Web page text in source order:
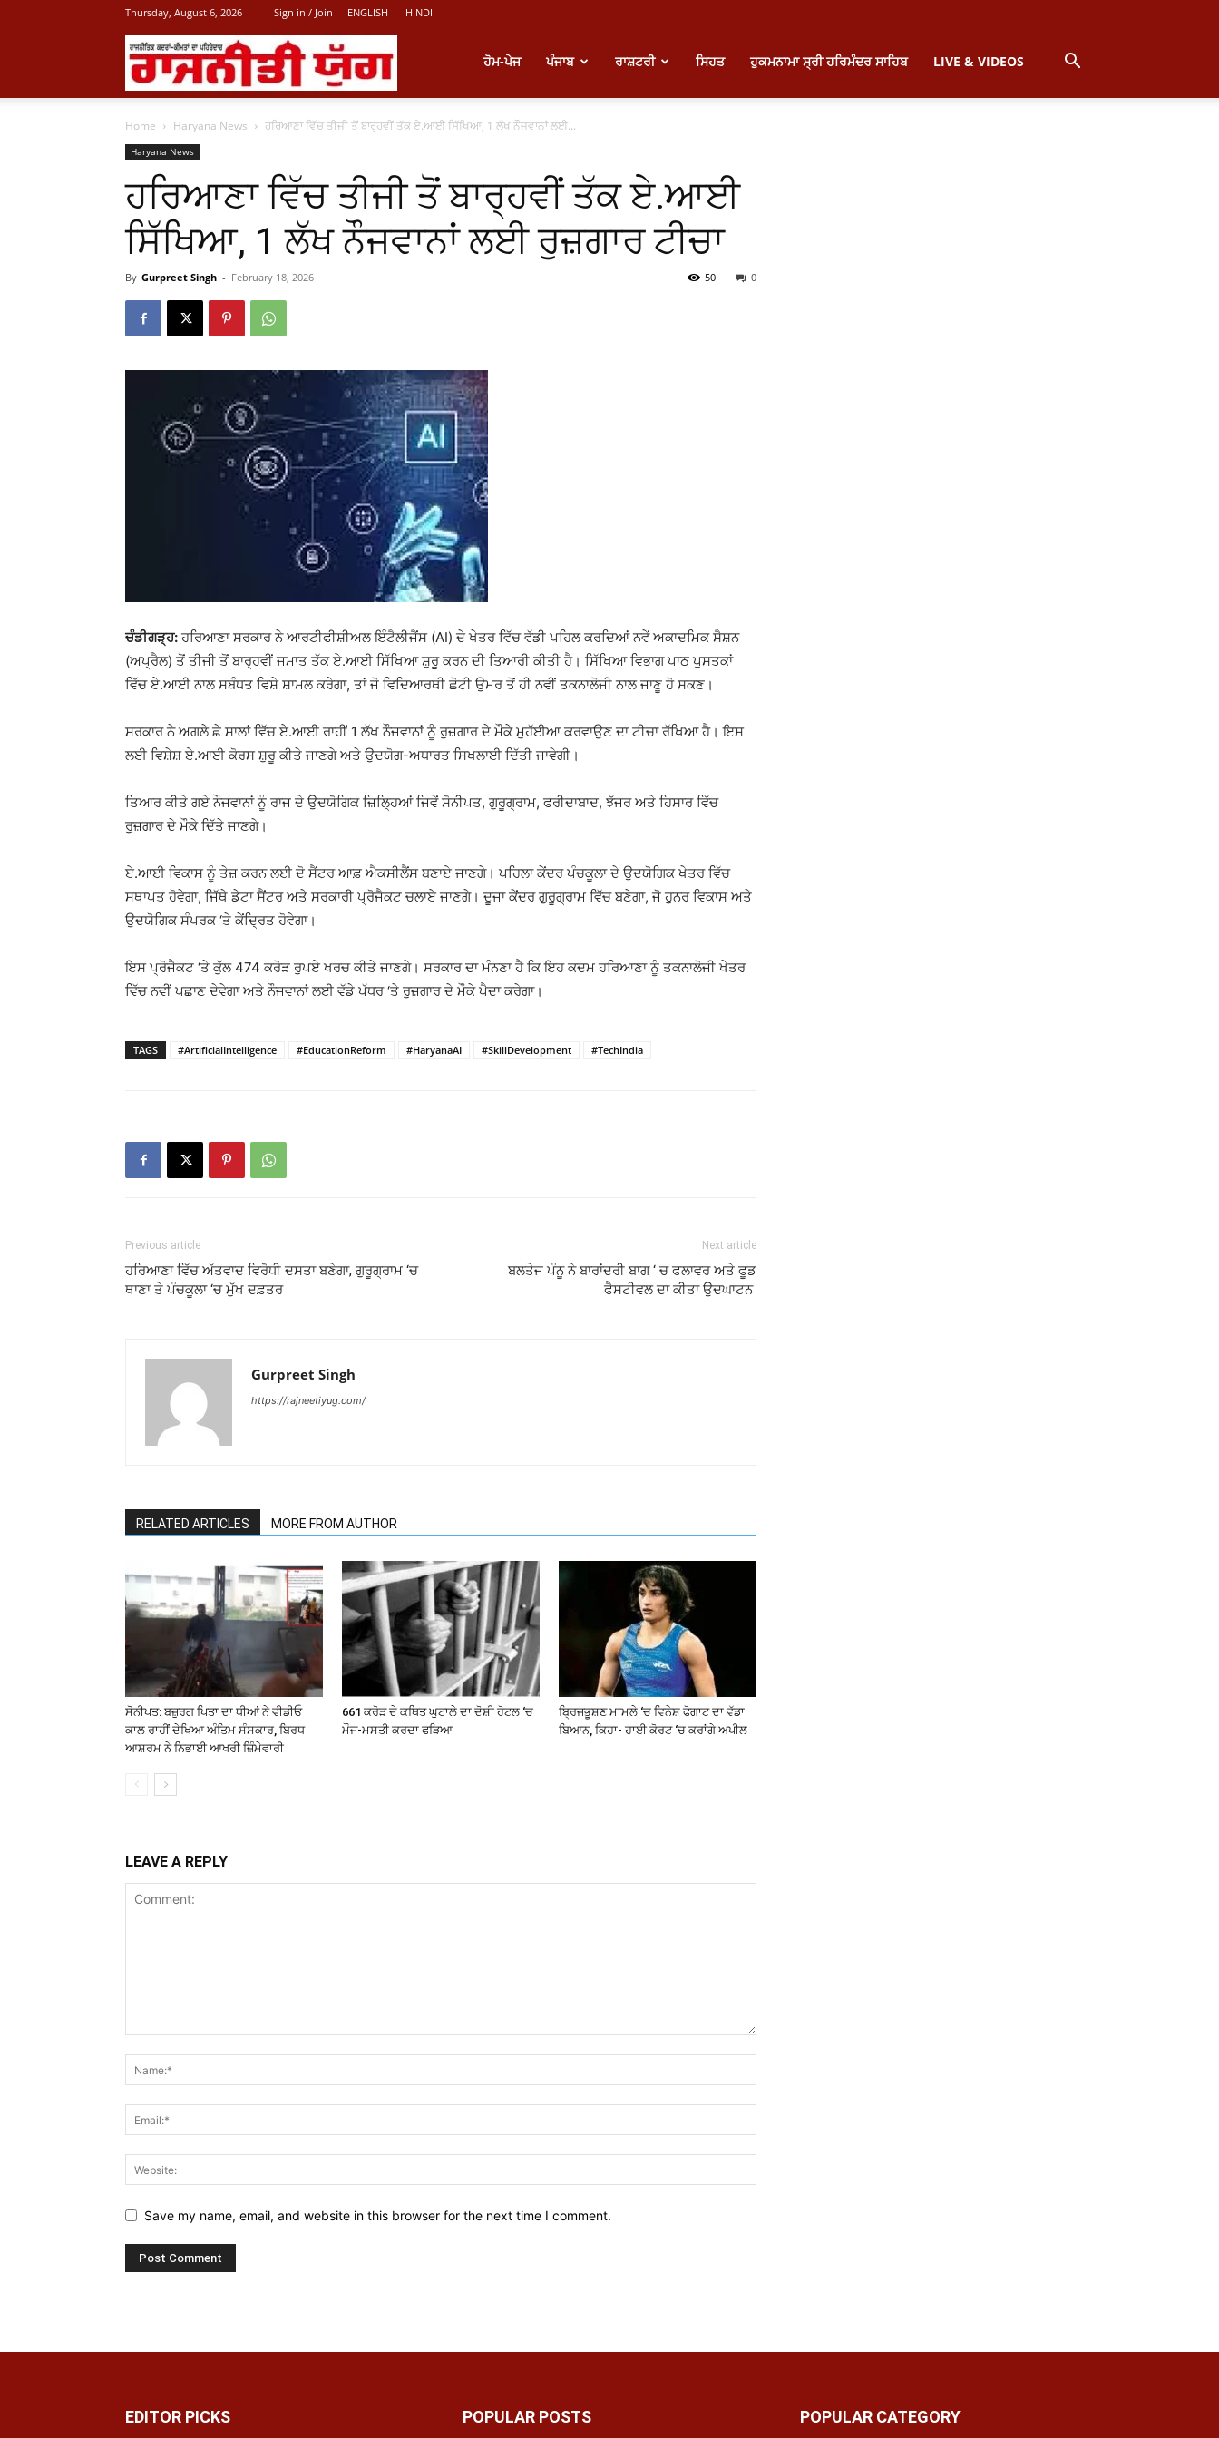
Thursday, August 6, 2026 Sign in / Join ENGLISH HINDI
Punjabi
News
ਹੋਮ-ਪੇਜ ਪੰਜਾਬ ਰਾਸ਼ਟਰੀ ਸਿਹਤ ਹੁਕਮਨਾਮਾ ਸ੍ਰੀ ਹਰਿਮੰਦਰ ਸਾਹਿਬ LIVE & VIDEOS
Home Haryana News ਹਰਿਆਣਾ ਵਿੱਚ ਤੀਜੀ ਤੋਂ ਬਾਰ੍ਹਵੀਂ ਤੱਕ ਏ.ਆਈ ਸਿੱਖਿਆ, 1 ਲੱਖ ਨੌਜਵਾਨਾਂ ਲਈ...
Haryana News
ਹਰਿਆਣਾ ਵਿੱਚ ਤੀਜੀ ਤੋਂ ਬਾਰ੍ਹਵੀਂ ਤੱਕ ਏ.ਆਈ
ਸਿੱਖਿਆ, 1 ਲੱਖ ਨੌਜਵਾਨਾਂ ਲਈ ਰੁਜ਼ਗਾਰ ਟੀਚਾ
By Gurpreet Singh - February 18, 2026 0
50
ਚੰਡੀਗੜ੍ਹ: ਹਰਿਆਣਾਸਰਕਾਰ ਨੇ ਆਰਟੀਫੀਸ਼ੀਅਲ ਇੰਟੈਲੀਜੈਂਸ (AI) ਦੇ ਖੇਤਰ ਵਿੱਚ ਵੱਡੀ ਪਹਿਲ ਕਰਦਿਆਂ ਨਵੇਂ ਅਕਾਦਮਿਕ ਸੈਸ਼ਨ
(ਅਪ੍ਰੈਲ) ਤੋਂ ਤੀਜੀ ਤੋਂ ਬਾਰ੍ਹਵੀਂ ਜਮਾਤ ਤੱਕ ਏ.ਆਈ ਸਿੱਖਿਆ ਸ਼ੁਰੂ ਕਰਨ ਦੀ ਤਿਆਰੀ ਕੀਤੀ ਹੈ। ਸਿੱਖਿਆ ਵਿਭਾਗ ਪਾਠ ਪੁਸਤਕਾਂ
ਵਿੱਚ ਏ.ਆਈ ਨਾਲ ਸਬੰਧਤ ਵਿਸ਼ੇ ਸ਼ਾਮਲ ਕਰੇਗਾ, ਤਾਂ ਜੋ ਵਿਦਿਆਰਥੀ ਛੋਟੀ ਉਮਰ ਤੋਂ ਹੀ ਨਵੀਂ ਤਕਨਾਲੋਜੀ ਨਾਲ ਜਾਣੂ ਹੋ ਸਕਣ।
ਸਰਕਾਰ ਨੇ ਅਗਲੇ ਛੇ ਸਾਲਾਂ ਵਿੱਚ ਏ.ਆਈ ਰਾਹੀਂ 1 ਲੱਖ ਨੌਜਵਾਨਾਂ ਨੂੰ ਰੁਜ਼ਗਾਰ ਦੇ ਮੌਕੇ ਮੁਹੱਈਆ ਕਰਵਾਉਣ ਦਾ ਟੀਚਾ ਰੱਖਿਆ ਹੈ। ਇਸ
ਲਈ ਵਿਸ਼ੇਸ਼ ਏ.ਆਈ ਕੋਰਸ ਸ਼ੁਰੂ ਕੀਤੇ ਜਾਣਗੇ ਅਤੇ ਉਦਯੋਗ-ਅਧਾਰਤ ਸਿਖਲਾਈ ਦਿੱਤੀ ਜਾਵੇਗੀ।
ਤਿਆਰ ਕੀਤੇ ਗਏ ਨੌਜਵਾਨਾਂ ਨੂੰ ਰਾਜ ਦੇ ਉਦਯੋਗਿਕ ਜ਼ਿਲ੍ਹਿਆਂ ਜਿਵੇਂਸੋਨੀਪਤ, ਗੁਰੂਗ੍ਰਾਮ, ਫਰੀਦਾਬਾਦ, ਝੱਜਰਅਤੇ ਹਿਸਾਰਵਿੱਚ
ਰੁਜ਼ਗਾਰ ਦੇ ਮੌਕੇ ਦਿੱਤੇ ਜਾਣਗੇ।
ਏ.ਆਈ ਵਿਕਾਸ ਨੂੰ ਤੇਜ਼ ਕਰਨ ਲਈ ਦੋ ਸੈਂਟਰ ਆਫ਼ ਐਕਸੀਲੈਂਸ ਬਣਾਏ ਜਾਣਗੇ। ਪਹਿਲਾ ਕੇਂਦਰਪੰਚਕੂਲਾਦੇ ਉਦਯੋਗਿਕ ਖੇਤਰ ਵਿੱਚ
ਸਥਾਪਤ ਹੋਵੇਗਾ, ਜਿੱਥੇ ਡੇਟਾ ਸੈਂਟਰ ਅਤੇ ਸਰਕਾਰੀ ਪ੍ਰੋਜੈਕਟ ਚਲਾਏ ਜਾਣਗੇ। ਦੂਜਾ ਕੇਂਦਰ ਗੁਰੂਗ੍ਰਾਮ ਵਿੱਚ ਬਣੇਗਾ, ਜੋ ਹੁਨਰ ਵਿਕਾਸ ਅਤੇ
ਉਦਯੋਗਿਕ ਸੰਪਰਕ ‘ਤੇ ਕੇਂਦ੍ਰਿਤ ਹੋਵੇਗਾ।
ਇਸ ਪ੍ਰੋਜੈਕਟ ‘ਤੇ ਕੁੱਲ 474 ਕਰੋੜ ਰੁਪਏ ਖਰਚ ਕੀਤੇ ਜਾਣਗੇ। ਸਰਕਾਰ ਦਾ ਮੰਨਣਾ ਹੈ ਕਿ ਇਹ ਕਦਮ ਹਰਿਆਣਾ ਨੂੰ ਤਕਨਾਲੋਜੀ ਖੇਤਰ
ਵਿੱਚ ਨਵੀਂ ਪਛਾਣ ਦੇਵੇਗਾ ਅਤੇ ਨੌਜਵਾਨਾਂ ਲਈ ਵੱਡੇ ਪੱਧਰ ‘ਤੇ ਰੁਜ਼ਗਾਰ ਦੇ ਮੌਕੇ ਪੈਦਾ ਕਰੇਗਾ।
TAGS #ArtificialIntelligence #EducationReform #HaryanaAI #SkillDevelopment #TechIndia
Previous article
ਹਰਿਆਣਾ ਵਿੱਚ ਅੱਤਵਾਦ ਵਿਰੋਧੀ ਦਸਤਾ ਬਣੇਗਾ, ਗੁਰੂਗ੍ਰਾਮ ‘ਚ
ਥਾਣਾ ਤੇ ਪੰਚਕੂਲਾ ‘ਚ ਮੁੱਖ ਦਫ਼ਤਰ
Next article
ਬਲਤੇਜ ਪੰਨੂ ਨੇ ਬਾਰਾਂਦਰੀ ਬਾਗ ‘ ਚ ਫਲਾਵਰ ਅਤੇ ਫੂਡ
ਫੈਸਟੀਵਲ ਦਾ ਕੀਤਾ ਉਦਘਾਟਨ
Gurpreet Singh
https://rajneetiyug.com/
RELATED ARTICLES MORE FROM AUTHOR
ਸੋਨੀਪਤ: ਬਜ਼ੁਰਗ ਪਿਤਾ ਦਾ ਧੀਆਂ ਨੇ ਵੀਡੀਓ
ਕਾਲ ਰਾਹੀਂ ਦੇਖਿਆ ਅੰਤਿਮ ਸੰਸਕਾਰ, ਬਿਰਧ
ਆਸ਼ਰਮ ਨੇ ਨਿਭਾਈ ਆਖਰੀ ਜ਼ਿੰਮੇਵਾਰੀ
661 ਕਰੋੜ ਦੇ ਕਥਿਤ ਘੁਟਾਲੇ ਦਾ ਦੋਸ਼ੀ ਹੋਟਲ ‘ਚ
ਮੌਜ-ਮਸਤੀ ਕਰਦਾ ਫੜਿਆ
ਬ੍ਰਿਜਭੂਸ਼ਣ ਮਾਮਲੇ ‘ਚ ਵਿਨੇਸ਼ ਫੋਗਾਟ ਦਾ ਵੱਡਾ
ਬਿਆਨ, ਕਿਹਾ- ਹਾਈ ਕੋਰਟ ‘ਚ ਕਰਾਂਗੇ ਅਪੀਲ
LEAVE A REPLY
Save my name, email, and website in this browser for the next time I comment.
EDITOR PICKS POPULAR POSTS POPULAR CATEGORY